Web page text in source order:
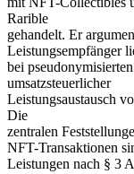
Rarible
gehandelt. Er
Leistungsempfänger
bei
umsatzsteuerlicher
Leistungsaustausch
Die
zentralen
NFT-Transaktionen
Leistungen nach § 3